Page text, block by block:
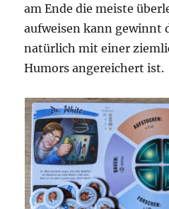
am Ende die meiste
aufweisen kann gewinnt
natürlich mit einer
Humors angereichert ist.